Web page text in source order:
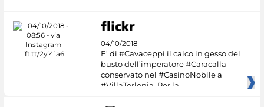
04/10/2018
E' di #Cavaceppi il calco in gesso del
busto dell’imperatore #Caracalla
conservato nel #CasinoNobile a
#VillaTorlonia. Per la